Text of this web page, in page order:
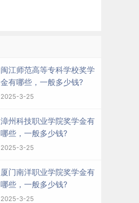
闽江师范高等专科学校奖学
金有哪些，一般多少钱?
2025-3-25
漳州科技职业学院奖学金有
哪些，一般多少钱?
2025-3-25
厦门南洋职业学院奖学金有
哪些，一般多少钱?
2025-3-25